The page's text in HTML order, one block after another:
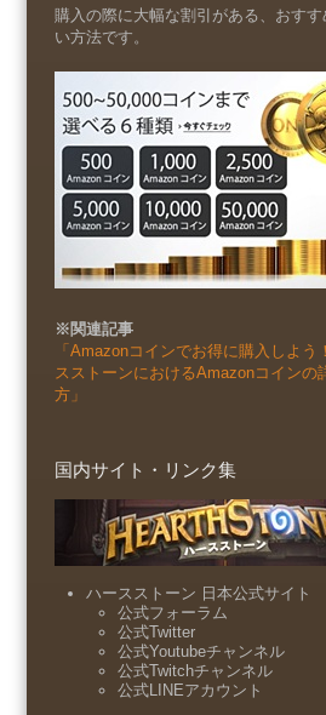
購入の際に大幅な割引がある、おすす
い方法です。
※関連記事
「Amazonコインでお得に購入しよう
スストーンにおけるAmazonコインの
方」
国内サイト・リンク集
ハースストーン 日本公式サイト
公式フォーラム
公式Twitter
公式Youtubeチャンネル
公式Twitchチャンネル
公式LINEアカウント